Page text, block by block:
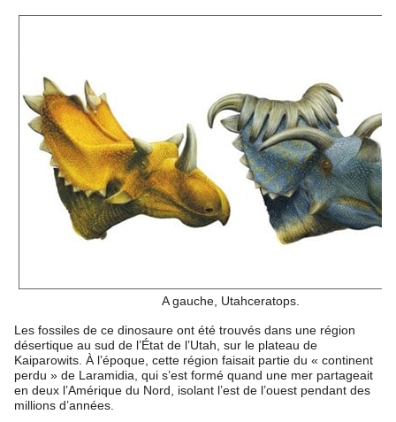
A gauche, Utahceratops.
Les fossiles de ce dinosaure ont été trouvés dans une région
désertique au sud de l’État de l’Utah, sur le plateau de
Kaiparowits. À l’époque, cette région faisait partie du « continent
perdu » de Laramidia, qui s’est formé quand une mer partageait
en deux l’Amérique du Nord, isolant l’est de l’ouest pendant des
millions d’années.